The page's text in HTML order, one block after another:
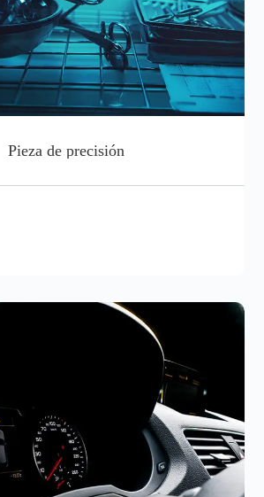
Pieza de precisión